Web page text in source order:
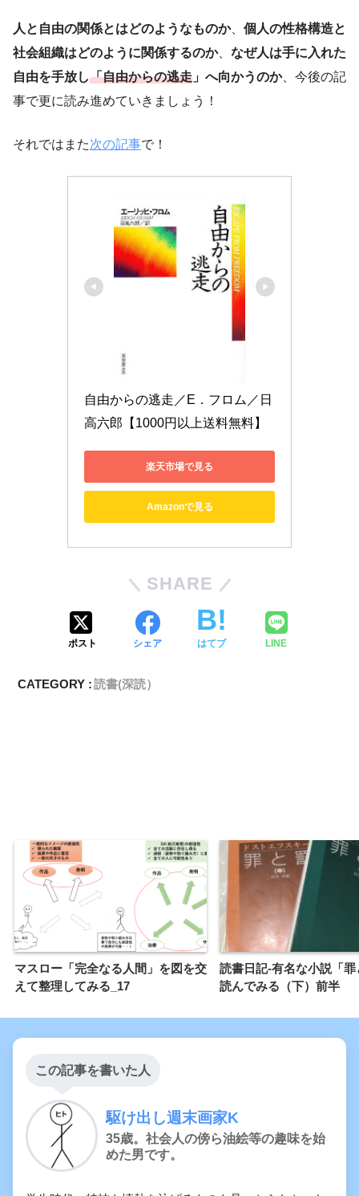
人と自由の関係とはどのようなものか、 個人の性格構造と
社会組織はどのように関係するのか、 なぜ人は手に入れた
自由を手放し「自由からの逃走 」へ向かうのか、今後の記
事で更に読み進めていきましょう！
それではまた次の記事で！
自由からの逃走／E．フロム／日
高六郎【1000円以上送料無料】
楽天市場で見る
Amazonで見る
SHARE
ポスト シェア はてブ LINE
CATEGORY :読書(深読）
マスロー「完全なる人間」を図を交
えて整理してみる_17
読書日記-有名な小説「罪
読んでみる（下）前半
この記事を書いた人
駆け出し週末画家K
35歳。社会人の傍ら油絵等の趣味を始
めた男です。